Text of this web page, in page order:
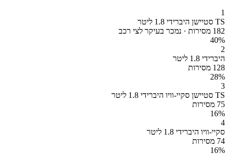
1
TS סטיישן היברידי 1.8 ליטר
182 מסירות · נמכר בעיקר לצי רכב
40%
2
היברידי 1.8 ליטר
128 מסירות
28%
3
TS סטיישן סקיי-וויו היברידי 1.8 ליטר
75 מסירות
16%
4
סקיי-וויו היברידי 1.8 ליטר
74 מסירות
16%